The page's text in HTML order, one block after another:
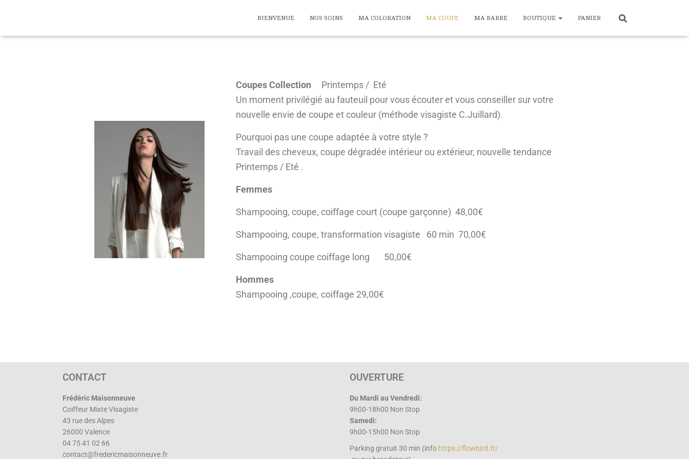
BIENVENUE NOS SOINS MA COLORATION MA COUPE MA BARBE BOUTIQUE PANIER
Coupes Collection Printemps / Eté
Un moment privilégié au fauteuil pour vous écouter et vous conseiller sur votre
nouvelle envie de coupe et couleur (méthode visagiste C.Juillard).
Pourquoi pas une coupe adaptée à votre style ?
Travail des cheveux, coupe dégradée intérieur ou extérieur, nouvelle tendance
Printemps / Eté .
Femmes
Shampooing, coupe, coiffage court (coupe garçonne) 48,00€
Shampooing, coupe, transformation visagiste 60 min 70,00€
Shampooing coupe coiffage long 50,00€
Hommes
Shampooing ,coupe, coiffage 29,00€
CONTACT
Frédéric Maisonneuve
Coiffeur Mixte Visagiste
43 rue des Alpes
26000 Valence
04 75 41 02 66
contact@fredericmaisonneuve.fr
OUVERTURE
Du Mardi au Vendredi:
9h00-18h00 Non Stop
Samedi:
9h00-15h00 Non Stop
Parking gratuit 30 min (info https://flowbird.fr/